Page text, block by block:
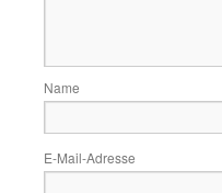
Name
E-Mail-Adresse